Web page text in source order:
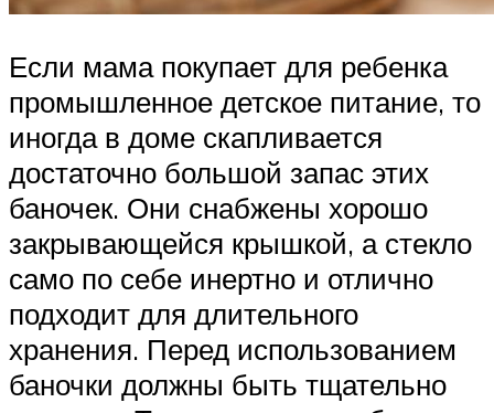
Если мама покупает для ребенка
промышленное детское питание, то
иногда в доме скапливается
достаточно большой запас этих
баночек. Они снабжены хорошо
закрывающейся крышкой, а стекло
само по себе инертно и отлично
подходит для длительного
хранения. Перед использованием
баночки должны быть тщательно